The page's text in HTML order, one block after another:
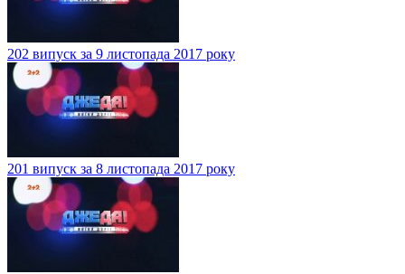
202 випуск за 9 листопада 2017 року
201 випуск за 8 листопада 2017 року